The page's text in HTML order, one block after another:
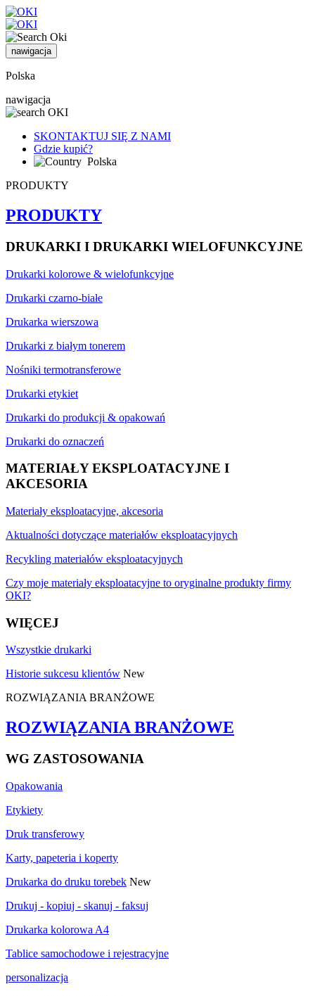
nawigacja
Polska
nawigacja
SKONTAKTUJ SIĘ Z NAMI
Gdzie kupić?
Polska
PRODUKTY
PRODUKTY
DRUKARKI I DRUKARKI WIELOFUNKCYJNE
Drukarki kolorowe & wielofunkcyjne
Drukarki czarno-białe
Drukarka wierszowa
Drukarki z białym tonerem
Nośniki termotransferowe
Drukarki etykiet
Drukarki do produkcji & opakowań
Drukarki do oznaczeń
MATERIAŁY EKSPLOATACYJNE I
AKCESORIA
Materiały eksploatacyjne, akcesoria
Aktualności dotyczące materiałów eksploatacyjnych
Recykling materiałów eksploatacyjnych
Czy moje materiały eksploatacyjne to oryginalne produkty firmy
OKI?
WIĘCEJ
Wszystkie drukarki
Historie sukcesu klientów New
ROZWIĄZANIA BRANŻOWE
ROZWIĄZANIA BRANŻOWE
WG ZASTOSOWANIA
Opakowania
Etykiety
Druk transferowy
Karty, papeteria i koperty
Drukarka do druku torebek New
Drukuj - kopiuj - skanuj - faksuj
Drukarka kolorowa A4
Tablice samochodowe i rejestracyjne
personalizacja